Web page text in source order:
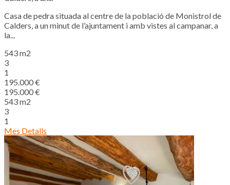
Casa de pedra situada al centre de la població de Monistrol de
Calders, a un minut de l’ajuntament i amb vistes al campanar, a
la...
543 m2
3
1
195.000 €
195.000 €
543 m2
3
1
Mes Detalls